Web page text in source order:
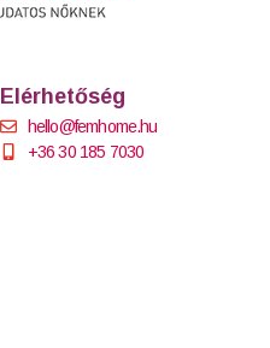
Elérhetőség
hello@femhome.hu
+36 30 185 7030